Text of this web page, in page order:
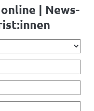
| News-